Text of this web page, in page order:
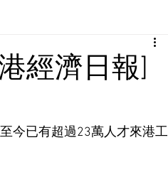
經濟日報]
今已有超過23萬人才來港工